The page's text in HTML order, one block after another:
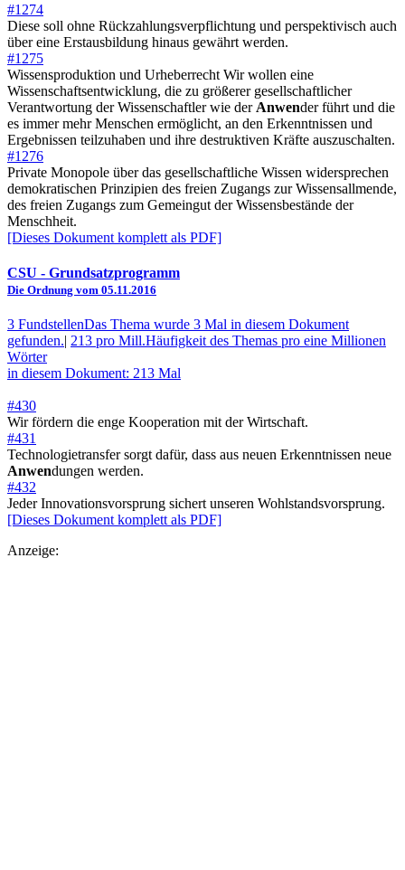
#1274
Diese soll ohne Rückzahlungsverpflichtung und perspektivisch auch
über eine Erstausbildung hinaus gewährt werden.
#1275
Wissensproduktion und Urheberrecht Wir wollen eine
Wissenschaftsentwicklung, die zu größerer gesellschaftlicher
Verantwortung der Wissenschaftler wie der Anwender führt und die
es immer mehr Menschen ermöglicht, an den Erkenntnissen und
Ergebnissen teilzuhaben und ihre destruktiven Kräfte auszuschalten.
#1276
Private Monopole über das gesellschaftliche Wissen widersprechen
demokratischen Prinzipien des freien Zugangs zur Wissensallmende,
des freien Zugangs zum Gemeingut der Wissensbestände der
Menschheit.
[Dieses Dokument komplett als PDF]
CSU - Grundsatzprogramm
Die Ordnung vom 05.11.2016
3 FundstellenDas Thema wurde 3 Mal in diesem Dokument
gefunden.| 213 pro Mill.Häufigkeit des Themas pro eine Millionen
Wörter
in diesem Dokument: 213 Mal
#430
Wir fördern die enge Kooperation mit der Wirtschaft.
#431
Technologietransfer sorgt dafür, dass aus neuen Erkenntnissen neue
Anwendungen werden.
#432
Jeder Innovationsvorsprung sichert unseren Wohlstandsvorsprung.
[Dieses Dokument komplett als PDF]
Anzeige: